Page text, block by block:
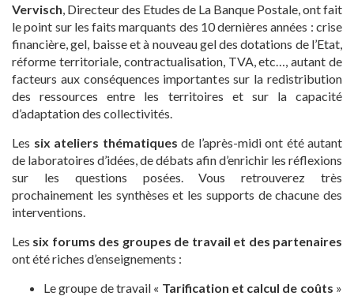
Vervisch , Directeur des Etudes de La Banque Postale, ont fait
le point sur les faits marquants des 10 dernières années : crise
financière, gel, baisse et à nouveau gel des dotations de l’Etat,
réforme territoriale, contractualisation, TVA, etc…, autant de
facteurs aux conséquences importantes sur la redistribution
des ressources entre les territoires et sur la capacité
d’adaptation des collectivités.
Les six ateliers thématiques de l’après-midi ont été autant
de laboratoires d’idées, de débats afin d’enrichir les réflexions
sur les questions posées. Vous retrouverez très
prochainement les synthèses et les supports de chacune des
interventions.
Les six forums des groupes de travail et des partenaires
ont été riches d’enseignements :
Le groupe de travail « Tarification et calcul de coûts »